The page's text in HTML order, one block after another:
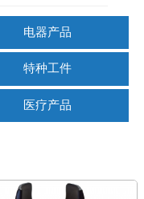
电器产品
特种工件
医疗产品